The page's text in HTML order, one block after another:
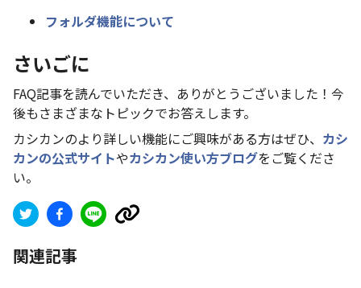
フォルダ機能について
さいごに
FAQ記事を読んでいただき、ありがとうございました！今
後もさまざまなトピックでお答えします。
カシカンのより詳しい機能にご興味がある方はぜひ、 カシ
カンの公式サイトやカシカン使い方ブログをご覧くださ
い。
関連記事